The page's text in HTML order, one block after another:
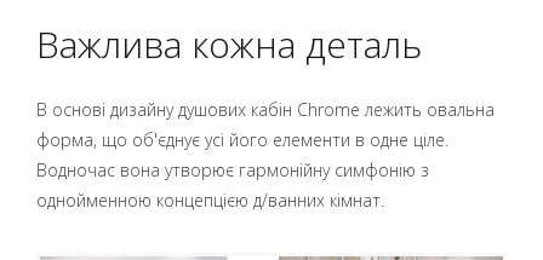
Важлива кожна деталь
В основі дизайну душових кабін Chrome лежить овальна
форма, що об'єднує усі його елементи в одне ціле.
Водночас вона утворює гармонійну симфонію з
однойменною концепцією д/ванних кімнат.